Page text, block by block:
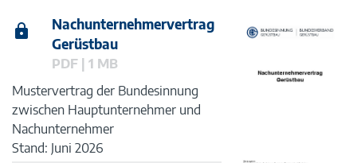
Nachunternehmervertrag
Gerüstbau
PDF | 1 MB
Mustervertrag der Bundesinnung
zwischen Hauptunternehmer und
Nachunternehmer
Stand: Juni 2026